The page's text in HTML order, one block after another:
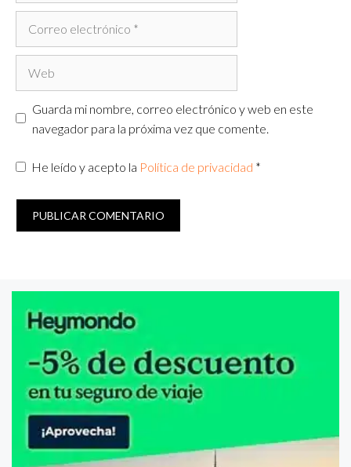
Guarda mi nombre, correo electrónico y web en este
navegador para la próxima vez que comente.
He leído y acepto la Política de privacidad *